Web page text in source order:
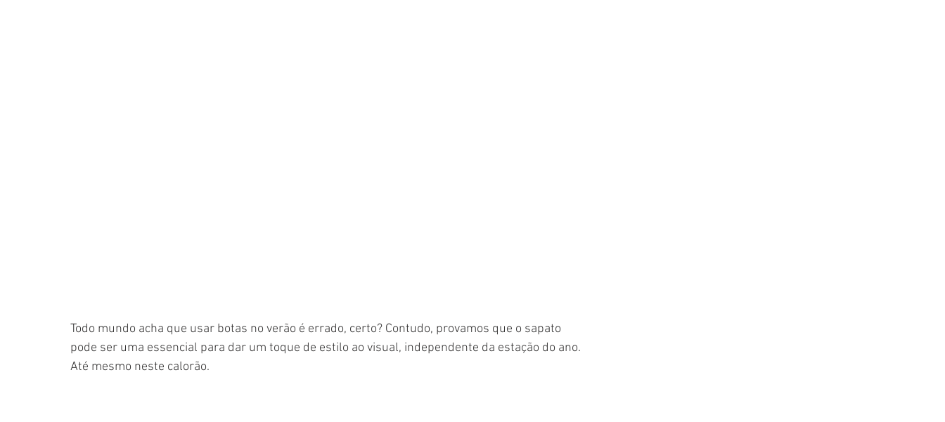
Todo mundo acha que usar botas no verão é errado, certo? Contudo, provamos que o sapato
pode ser uma essencial para dar um toque de estilo ao visual, independente da estação do ano.
Até mesmo neste calorão.